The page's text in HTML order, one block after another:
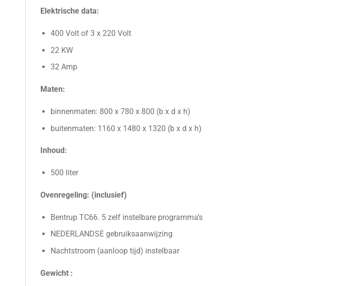
Elektrische data:
400 Volt of 3 x 220 Volt
22 KW
32 Amp
Maten:
binnenmaten: 800 x 780 x 800 (b x d x h)
buitenmaten: 1160 x 1480 x 1320 (b x d x h)
Inhoud:
500 liter
Ovenregeling: (inclusief)
Bentrup TC66. 5 zelf instelbare programma’s
NEDERLANDSE gebruiksaanwijzing
Nachtstroom (aanloop tijd) instelbaar
Gewicht :